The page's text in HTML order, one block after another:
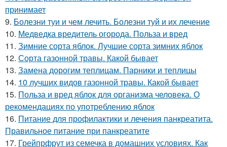
принимает
9. Болезни туи и чем лечить. Болезни туй и их лечение
10. Медведка вредитель огорода. Польза и вред
11. Зимние сорта яблок. Лучшие сорта зимних яблок
12. Сорта газонной травы. Какой бывает
13. Замена дорогим теплицам. Парники и теплицы
14. 10 лучших видов газонной травы. Какой бывает
15. Польза и вред яблок для организма человека. О
рекомендациях по употреблению яблок
16. Питание для профилактики и лечения панкреатита.
Правильное питание при панкреатите
17. Грейпрфрут из семечка в домашних условиях. Как